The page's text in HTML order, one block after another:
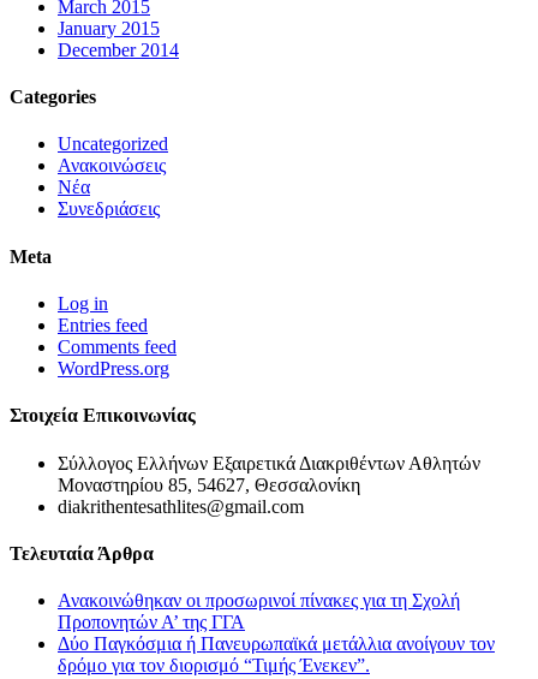
March 2015
January 2015
December 2014
Categories
Uncategorized
Ανακοινώσεις
Νέα
Συνεδριάσεις
Meta
Log in
Entries feed
Comments feed
WordPress.org
Στοιχεία Επικοινωνίας
Σύλλογος Ελλήνων Εξαιρετικά Διακριθέντων Αθλητών
Μοναστηρίου 85, 54627, Θεσσαλονίκη
diakrithentesathlites@gmail.com
Τελευταία Άρθρα
Ανακοινώθηκαν οι προσωρινοί πίνακες για τη Σχολή
Προπονητών Α’ της ΓΓΑ
Δύο Παγκόσμια ή Πανευρωπαϊκά μετάλλια ανοίγουν τον
δρόμο για τον διορισμό “Τιμής Ένεκεν”.